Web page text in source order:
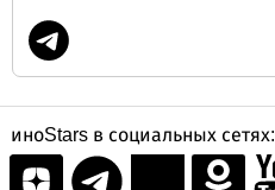
иноStars в социальных сетях: